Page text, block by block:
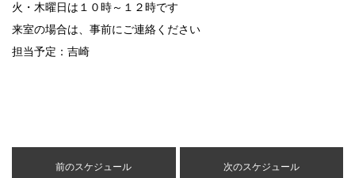
火・木曜日は１０時～１２時です
来室の場合は、事前にご連絡ください
担当予定：吉崎
前のスケジュール 次のスケジュール